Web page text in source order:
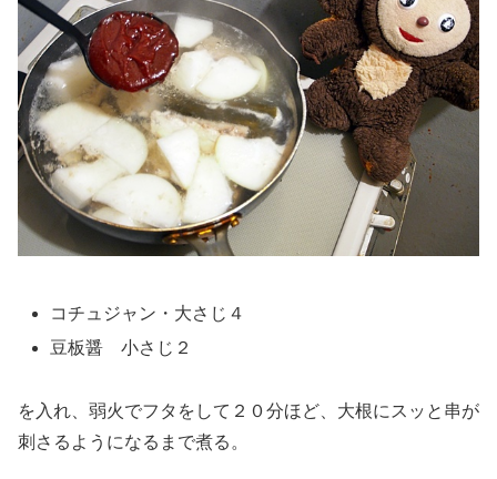
コチュジャン・大さじ４
豆板醤 小さじ２
を入れ、弱火でフタをして２０分ほど、大根にスッと串が
刺さるようになるまで煮る。